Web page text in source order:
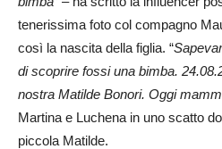
tenerissima foto col compagno
così la nascita della figlia. “
di scoprire fossi una bimba.
nostra Matilde Bonori. Oggi
Martina e Luchena in uno scatto
piccola Matilde.